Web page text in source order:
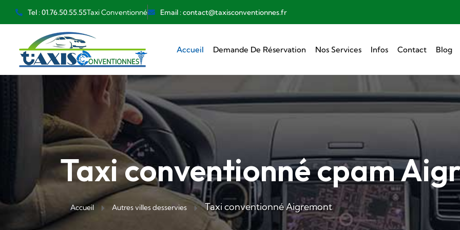
Tel : 01.76.50.55.55Taxi Conventionné Email : contact@taxisconventionnes.fr
Accueil Demande De Réservation Nos Services Infos Contact Blog
Taxi conventionné cpam
Accueil Autres villes desservies Taxi conventionné Aigremont